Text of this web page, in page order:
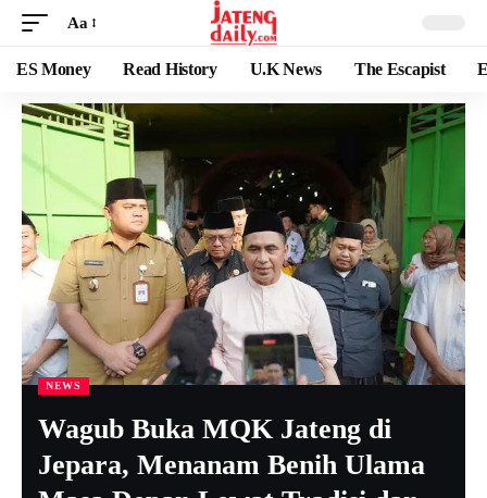
Aa
ES Money Read History U.K News The Escapist
NEWS
Wagub Buka MQK Jateng di
Jepara, Menanam Benih Ulama